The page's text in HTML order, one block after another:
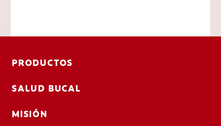
PRODUCTOS
SALUD BUCAL
MISIÓN